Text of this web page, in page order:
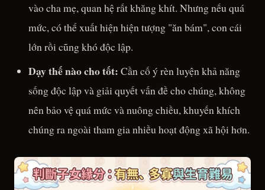
vào cha mẹ, quan hệ rất khăng khít. Nhưng nếu quá
mức, có thể xuất hiện hiện tượng "ăn bám", con cái
lớn rồi cũng khó độc lập.
Dạy thế nào cho tốt: Cần cố ý rèn luyện khả năng
sống độc lập và giải quyết vấn đề cho chúng, không
nên bảo vệ quá mức và nuông chiều, khuyến khích
chúng ra ngoài tham gia nhiều hoạt động xã hội hơn.